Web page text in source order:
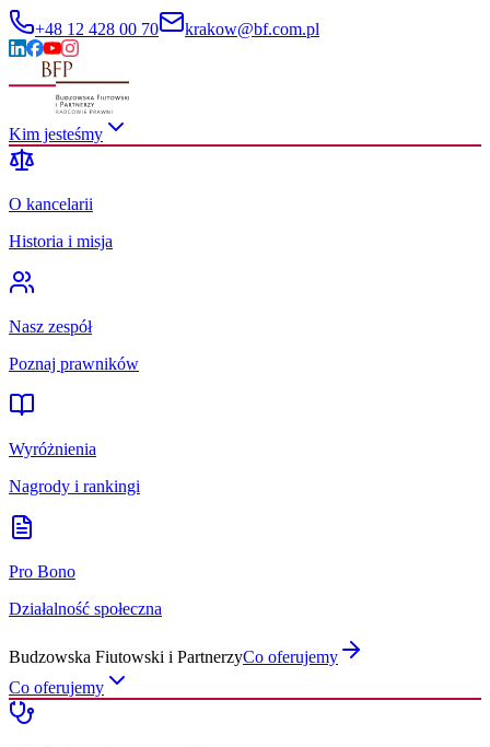
+48 12 428 00 70 krakow@bf.com.pl
Kim jesteśmy
O kancelarii
Historia i misja
Nasz zespół
Poznaj prawników
Wyróżnienia
Nagrody i rankingi
Pro Bono
Działalność społeczna
Budzowska Fiutowski i PartnerzyCo oferujemy
Co oferujemy